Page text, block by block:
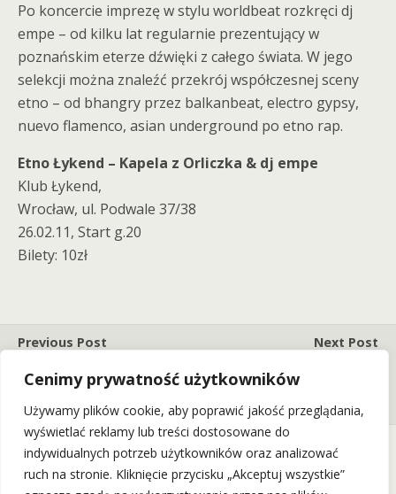
Cenimy prywatność użytkowników
Używamy plików cookie, aby poprawić jakość przeglądania,
wyświetlać reklamy lub treści dostosowane do
indywidualnych potrzeb użytkowników oraz analizować
ruch na stronie. Kliknięcie przycisku „Akceptuj wszystkie”
Po koncercie imprezę w stylu worldbeat rozkręci dj
empe – od kilku lat regularnie prezentujący w
poznańskim eterze dźwięki z całego świata. W jego
selekcji można znaleźć przekrój współczesnej sceny
etno – od bhangry przez balkanbeat, electro gypsy,
nuevo flamenco, asian underground po etno rap.
Etno Łykend – Kapela z Orliczka & dj empe
Klub Łykend,
Wrocław, ul. Podwale 37/38
26.02.11, Start g.20
Bilety: 10zł
Previous Post
Corazon Quintet (27.03.11)
Next Post
Orkiestrą Symfoniczną
Back to top